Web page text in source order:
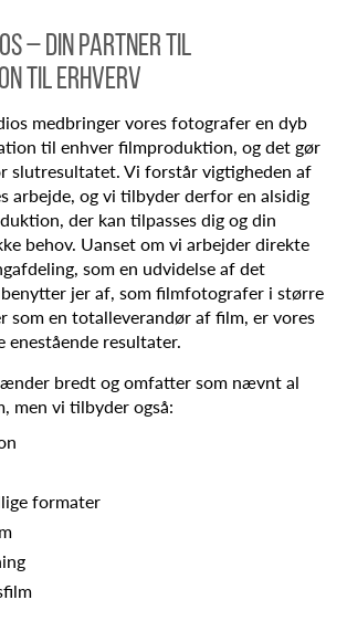
– DIN PARTNER TIL
TIL ERHVERV
medbringer vores fotografer en dyb
til enhver filmproduktion, og det gør
slutresultatet. Vi forstår vigtigheden af
arbejde, og vi tilbyder derfor en alsidig
der kan tilpasses dig og din
behov. Uanset om vi arbejder direkte
som en udvidelse af det
jer af, som filmfotografer i større
som en totalleverandør af film, er vores
enestående resultater.
bredt og omfatter som nævnt al
men vi tilbyder også:
formater